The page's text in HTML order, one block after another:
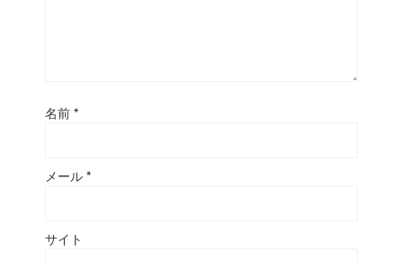
名前 *
メール *
サイト